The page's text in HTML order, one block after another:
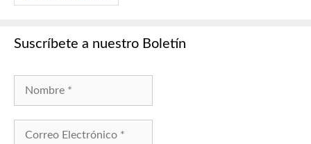
Suscríbete a nuestro Boletín